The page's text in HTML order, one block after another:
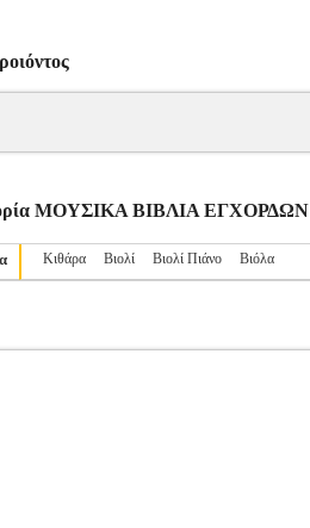
ΜΟΥΣΙΚΑ ΒΙΒΛΙΑ ΕΓΧΟΡΔΩΝ
Κιθάρα Βιολί Βιολί Πιάνο Βιόλα